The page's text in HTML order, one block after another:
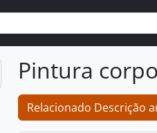
Pintura
Relacionado Descrição